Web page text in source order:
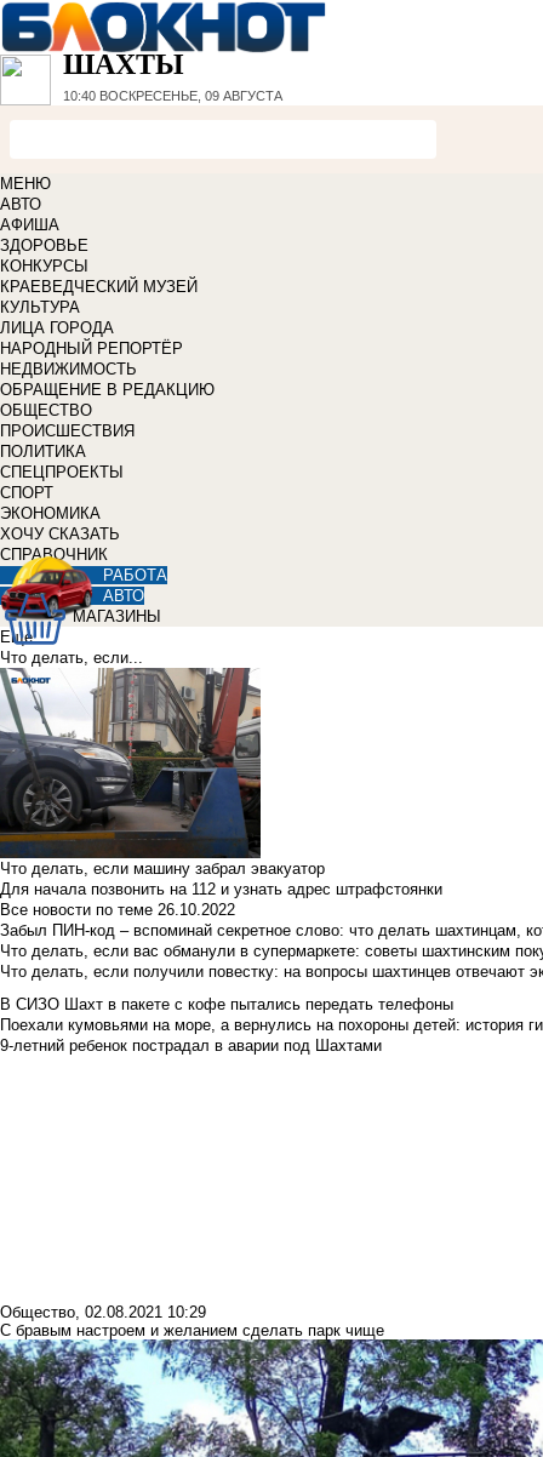
ШАХТЫ
10:40 ВОСКРЕСЕНЬЕ, 09 АВГУСТА
МЕНЮ
АВТО
АФИША
ЗДОРОВЬЕ
КОНКУРСЫ
КРАЕВЕДЧЕСКИЙ МУЗЕЙ
КУЛЬТУРА
ЛИЦА ГОРОДА
НАРОДНЫЙ РЕПОРТЁР
НЕДВИЖИМОСТЬ
ОБРАЩЕНИЕ В РЕДАКЦИЮ
ОБЩЕСТВО
ПРОИСШЕСТВИЯ
ПОЛИТИКА
СПЕЦПРОЕКТЫ
СПОРТ
ЭКОНОМИКА
ХОЧУ СКАЗАТЬ
СПРАВОЧНИК
РАБОТА
АВТО
МАГАЗИНЫ
Еще
Что делать, если...
Что делать, если машину забрал эвакуатор
Для начала позвонить на 112 и узнать адрес штрафстоянки
Все новости по теме 26.10.2022
Забыл ПИН-код – вспоминай секретное слово: что делать шахтинцам,
Что делать, если вас обманули в супермаркете: советы шахтинским
Что делать, если получили повестку: на вопросы шахтинцев отвечают
В СИЗО Шахт в пакете с кофе пытались передать телефоны
Поехали кумовьями на море, а вернулись на похороны детей: история
9-летний ребенок пострадал в аварии под Шахтами
Общество, 02.08.2021 10:29
С бравым настроем и желанием сделать парк чище